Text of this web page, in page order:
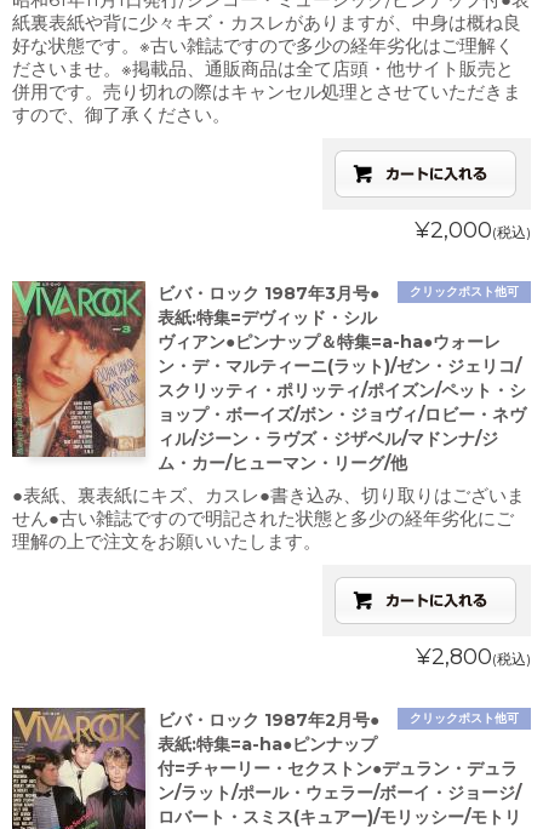
紙裏表紙や背に少々キズ・カスレがありますが、中身は概ね良
好な状態です。※古い雑誌ですので多少の経年劣化はご理解く
ださいませ。※掲載品、通販商品は全て店頭・他サイト販売と
併用です。売り切れの際はキャンセル処理とさせていただきま
すので、御了承ください。
¥2,000(税込)
クリックポスト他可
ビバ・ロック 1987年3月号●
表紙:特集=デヴィッド・シル
ヴィアン●ピンナップ＆特集=a-ha●ウォーレ
ン・デ・マルティーニ(ラット)/ゼン・ジェリコ/
スクリッティ・ポリッティ/ポイズン/ペット・シ
ョップ・ボーイズ/ボン・ジョヴィ/ロビー・ネヴ
ィル/ジーン・ラヴズ・ジザベル/マドンナ/ジ
ム・カー/ヒューマン・リーグ/他
●表紙、裏表紙にキズ、カスレ●書き込み、切り取りはございま
せん●古い雑誌ですので明記された状態と多少の経年劣化にご
理解の上で注文をお願いいたします。
¥2,800(税込)
クリックポスト他可
ビバ・ロック 1987年2月号●
表紙:特集=a-ha●ピンナップ
付=チャーリー・セクストン●デュラン・デュラ
ン/ラット/ポール・ウェラー/ボーイ・ジョージ/
ロバート・スミス(キュアー)/モリッシー/モトリ